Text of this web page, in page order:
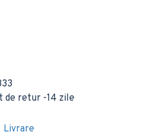
de retur -14 zile
Livrare